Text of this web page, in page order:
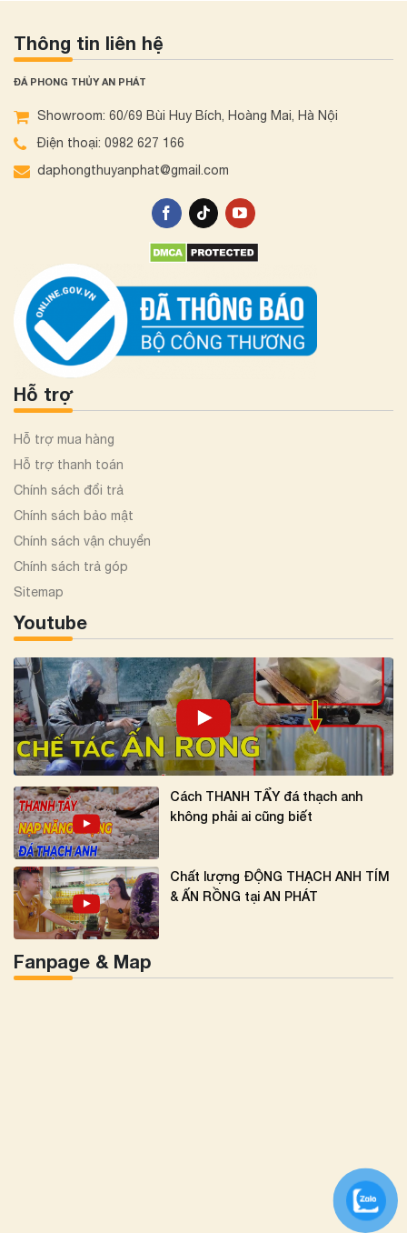
Thông tin liên hệ
ĐÁ PHONG THỦY AN PHÁT
Showroom: 60/69 Bùi Huy Bích, Hoàng Mai, Hà Nội
Điện thoại: 0982 627 166
daphongthuyanphat@gmail.com
Hỗ trợ
Hỗ trợ mua hàng
Hỗ trợ thanh toán
Chính sách đổi trả
Chính sách bảo mật
Chính sách vận chuyển
Chính sách trả góp
Sitemap
Youtube
Cách THANH TẨY đá thạch anh
không phải ai cũng biết
Chất lượng ĐỘNG THẠCH ANH TÍM
& ẤN RỒNG tại AN PHÁT
Fanpage & Map